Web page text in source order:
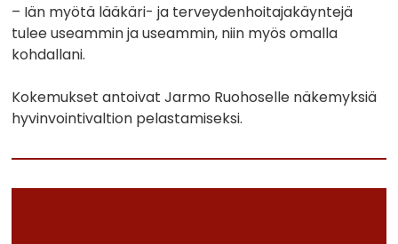
– Iän myötä lääkäri- ja terveydenhoitajakäyntejä
tulee useammin ja useammin, niin myös omalla
kohdallani.
Kokemukset antoivat Jarmo Ruohoselle näkemyksiä
hyvinvointivaltion pelastamiseksi.